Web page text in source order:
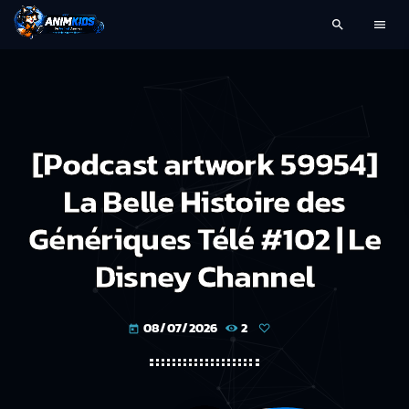
search menu
[Podcast artwork 59954]
La Belle Histoire des
Génériques Télé #102 | Le
Disney Channel
today 08/07/2026 2